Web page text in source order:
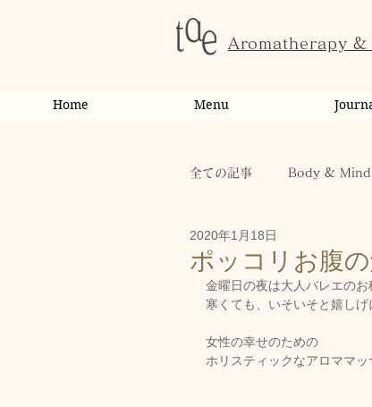
Aromatherapy &
Home Menu
全ての記事 Body & Mind
お客様の変化・ご感想
健康
ポッコリお腹
2020年1月18日
金曜日の夜は大人バレエのお
寒くても、いそいそと嬉しげ
女性の幸せのための
ホリスティックなアロママッ